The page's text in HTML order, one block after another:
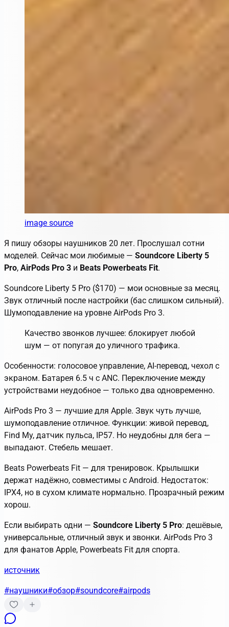
image source
Я пишу обзоры наушников 20 лет. Прослушал сотни
моделей. Сейчас мои любимые — Soundcore Liberty 5
Pro, AirPods Pro 3 и Beats Powerbeats Fit.
Soundcore Liberty 5 Pro ($170) — мои основные за месяц.
Звук отличный после настройки (бас слишком сильный).
Шумоподавление на уровне AirPods Pro 3.
Качество звонков лучшее: блокирует любой
шум — от попугая до уличного трафика.
Особенности: голосовое управление, AI-перевод, чехол с
экраном. Батарея 6.5 ч с ANC. Переключение между
устройствами неудобное — только два одновременно.
AirPods Pro 3 — лучшие для Apple. Звук чуть лучше,
шумоподавление отличное. Функции: живой перевод,
Find My, датчик пульса, IP57. Но неудобны для бега —
выпадают. Стебель мешает.
Beats Powerbeats Fit — для тренировок. Крылышки
держат надёжно, совместимы с Android. Недостаток:
IPX4, но в сухом климате нормально. Прозрачный режим
хорош.
Если выбирать одни — Soundcore Liberty 5 Pro: дешёвые,
универсальные, отличный звук и звонки. AirPods Pro 3
для фанатов Apple, Powerbeats Fit для спорта.
источник
#наушники#обзор#soundcore#airpods